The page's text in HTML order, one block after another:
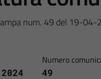
num. 49 del 19-04-
Numero
49